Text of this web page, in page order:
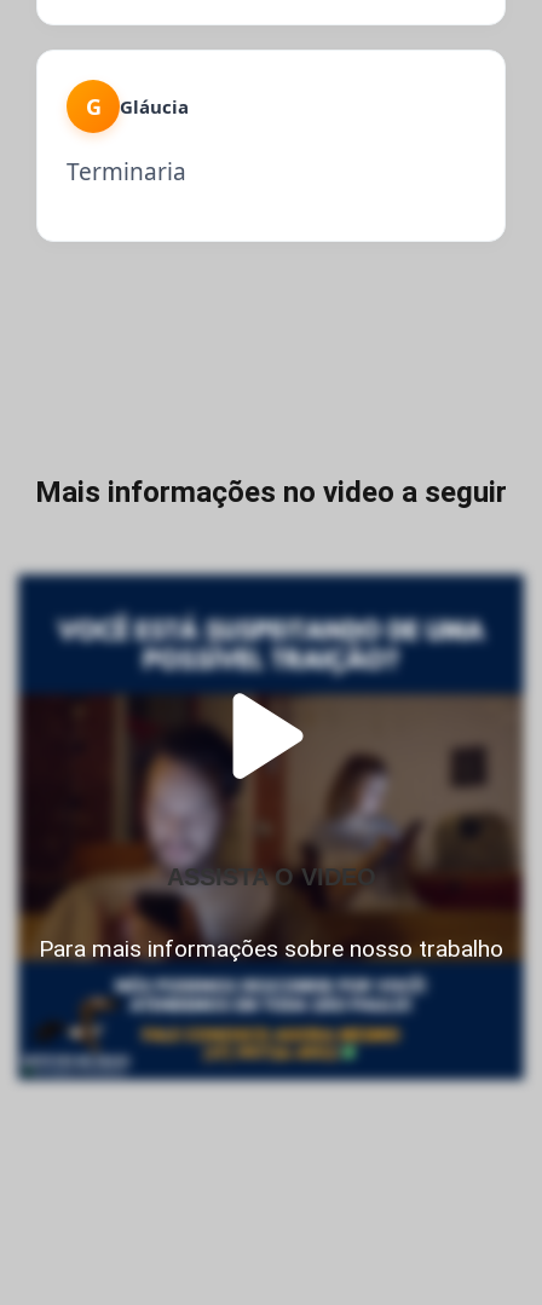
G Gláucia
Terminaria
Mais informações no video a seguir
ASSISTA O VIDEO
Para mais informações sobre nosso trabalho